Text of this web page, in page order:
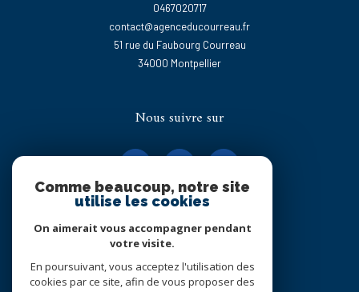
0467020717
contact@agenceducourreau.fr
51 rue du Faubourg Courreau
34000
montpellier
Nous suivre sur
Adhérents
Comme beaucoup, notre site
utilise les cookies
On aimerait vous accompagner pendant
votre visite.
En poursuivant, vous acceptez l'utilisation des
cookies par ce site, afin de vous proposer des